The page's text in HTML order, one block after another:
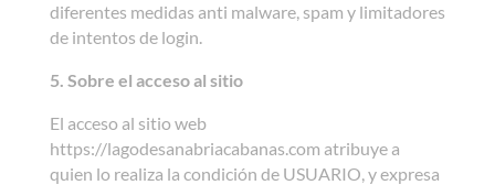
diferentes medidas anti malware, spam y limitadores
de intentos de login.
5. Sobre el acceso al sitio
El acceso al sitio web
https://lagodesanabriacabanas.com atribuye a
quien lo realiza la condición de USUARIO, y expresa